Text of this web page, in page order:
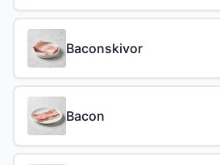
Baconskivor
Bacon